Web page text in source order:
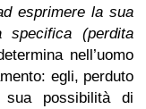
esprimere la sua
(perdita
nell’uomo
egli, perduto
possibilità di